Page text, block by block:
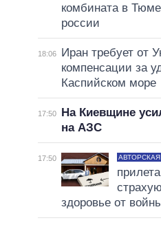
комбината в
россии
18:06
Иран требует от
компенсации за
Каспийском море
17:50
На Киевщине
на АЗС
17:50
здоровье от